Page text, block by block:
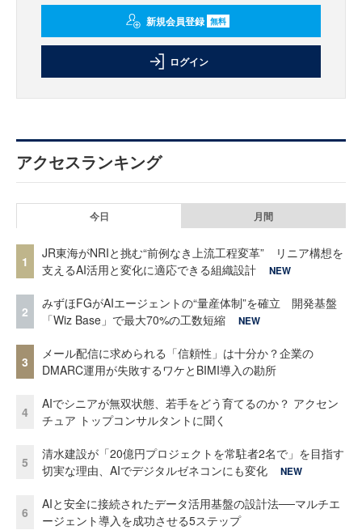
新規会員登録 無料
ログイン
アクセスランキング
今日 月間
1
JR東海がNRIと挑む“前例なき上流工程変革” リニア構想を
支えるAI活用と変化に適応できる組織設計
NEW
2
みずほFGがAIエージェントの“量産体制”を確立 開発基盤
「Wiz Base」で最大70%の工数短縮
NEW
3
メール配信に求められる「信頼性」は十分か？企業の
DMARC運用が失敗するワケとBIMI導入の勘所
4
AIでシニアが無双状態、若手をどう育てるのか？ アクセン
チュア トップコンサルタントに聞く
5
清水建設が「20億円プロジェクトを常駐者2名で」を目指す
切実な理由、AIでデジタルゼネコンにも変化
NEW
6
AIと安全に接続されたデータ活用基盤の設計法──マルチエ
ージェント導入を成功させる5ステップ